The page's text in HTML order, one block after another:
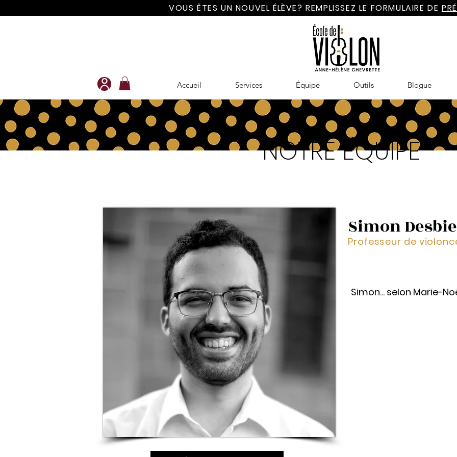
VOUS ÊTES UN NOUVEL ÉLÈVE? REMPLISSEZ LE FORMULAIRE DE
Accueil Services Équipe Outils Blogue
NOTRE ÉQUIPE
Simon... selon Marie-
Simon
Professeur de